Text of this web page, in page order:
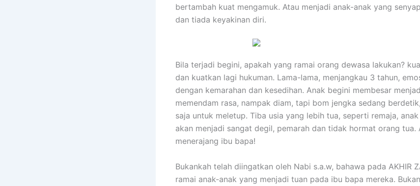
bertambah kuat mengamuk. Atau menjadi anak-anak yang
dan tiada keyakinan diri.
Bila terjadi begini, apakah yang ramai orang dewasa lakukan?
dan kuatkan lagi hukuman. Lama-lama, menjangkau 3 tahun,
dengan kemarahan dan kesedihan. Anak begini membesar
memendam rasa, nampak diam, tapi bom jengka sedang
saja untuk meletup. Tiba usia yang lebih tua, seperti remaja,
akan menjadi sangat degil, pemarah dan tidak hormat orang tua.
menerajang ibu bapa!
Bukankah telah diingatkan oleh Nabi s.a.w, bahawa pada AKHIR
ramai anak-anak yang menjadi tuan pada ibu bapa mereka.